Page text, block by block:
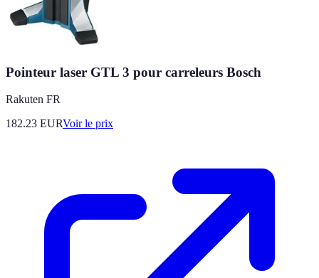
Pointeur laser GTL 3 pour carreleurs Bosch
Rakuten FR
182.23 EURVoir le prix